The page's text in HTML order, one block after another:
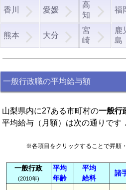
香川 愛媛
高
知
福
熊本 大分
宮
崎
鹿
島
一般行政職の平均給与額
山梨県内に27ある市町村の一般行
平均給与（月額）は次の通りです．
※各項目をクリックすることで昇順
一般行政
(2010年)
平均
年齢
平均
給料
諸